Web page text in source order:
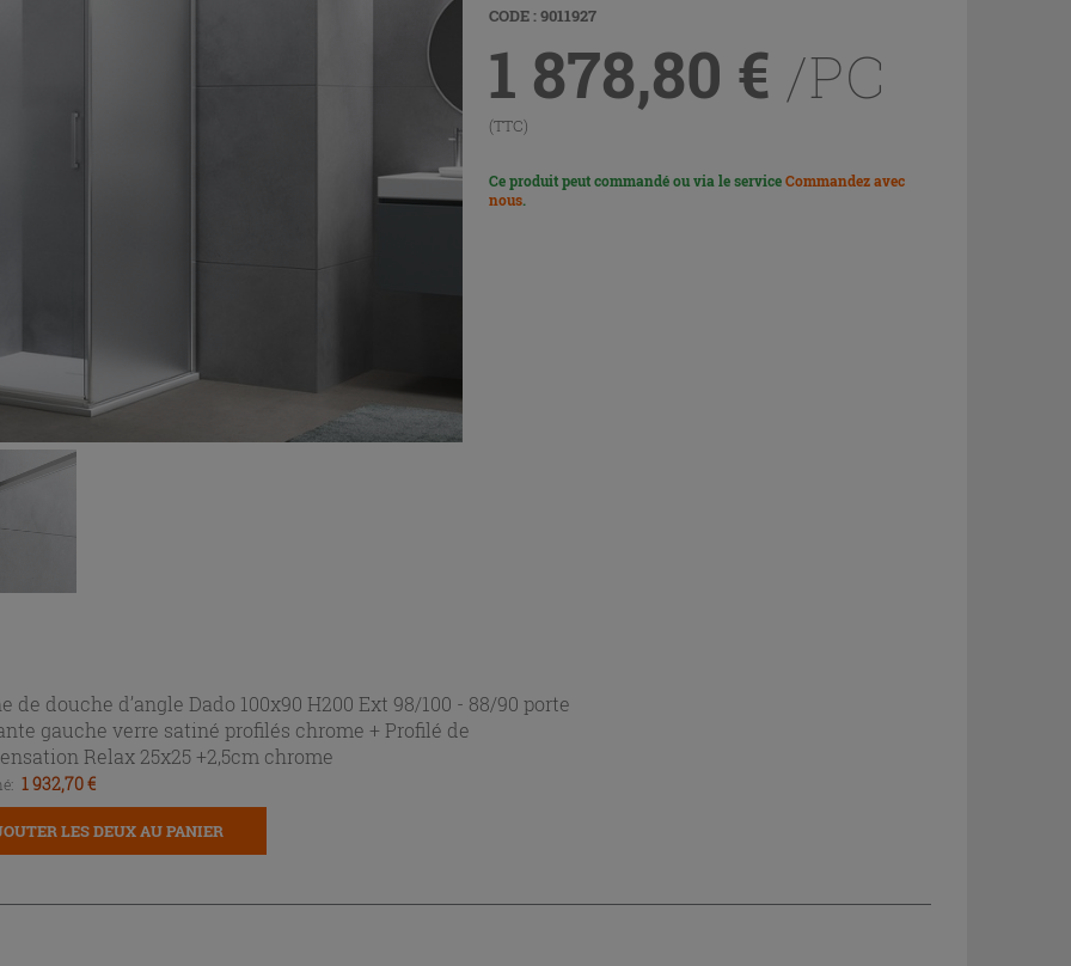
CODE : 9011927
1 878,80 € /PC
(TTC)
Ce produit peut commandé ou via le serviceCommandez avec
nous.
de douche d’angle Dado 100x90 H200 Ext 98/100 - 88/90 porte
gauche verre satiné profilés chrome + Profilé de
Relax 25x25 +2,5cm chrome
1 932,70 €
LES DEUX AU PANIER